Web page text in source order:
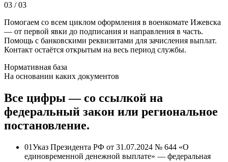
03 /03
Помогаем со всем циклом оформления в военкомате Ижевска
— от первой явки до подписания и направления в часть.
Помощь с банковскими реквизитами для зачисления выплат.
Контакт остаётся открытым на весь период службы.
Нормативная база
На основании каких документов
Все цифры — со ссылкой на
федеральный закон или региональное
постановление.
01Указ Президента РФ от 31.07.2024 № 644 «О
единовременной денежной выплате» — федеральная